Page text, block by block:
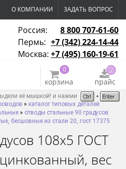
О КОМПАНИИ ЗАДАТЬ ВОПРОС
Россия:
8 800 707-61-60
Пермь: +7 (342) 224-14-44
Москва: +7 (495) 160-19-61
0
корзина прайс
её мышкой! и нажми
» каталог типовых деталей
» отводы стальные 90 градусов
бесшовные из стали 20, гост 17375
108х5 ГОСТ
вес